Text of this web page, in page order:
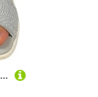
Hallux Valgus Schuhe Damen - Bequem Waschbare Slingback Wandern Slides Sandals mit Weiche Fussbett - Outdoor Wassersandalen Casual Strick Plateau Sandalen Sommerschuhe Frauen